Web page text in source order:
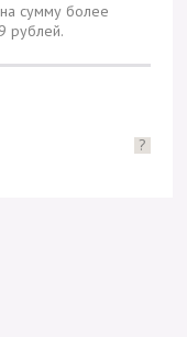
сумму более
рублей.
?